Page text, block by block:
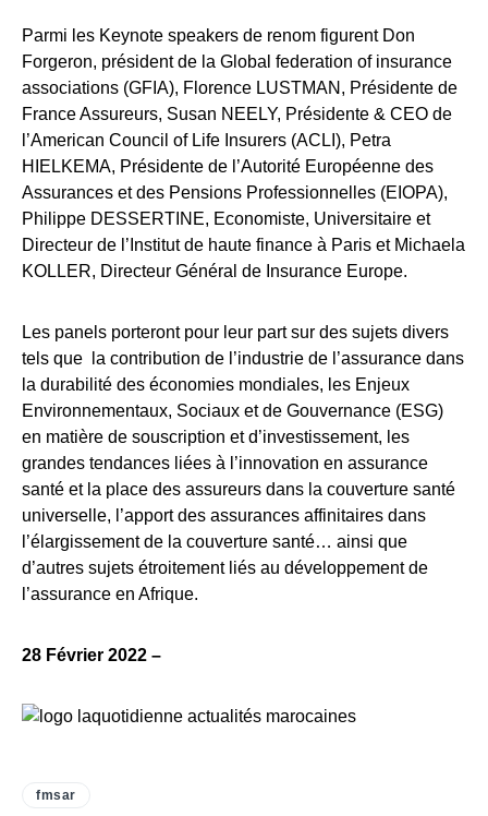
Parmi les Keynote speakers de renom figurent Don
Forgeron, président de la Global federation of insurance
associations (GFIA), Florence LUSTMAN, Présidente de
France Assureurs, Susan NEELY, Présidente & CEO de
l’American Council of Life Insurers (ACLI), Petra
HIELKEMA, Présidente de l’Autorité Européenne des
Assurances et des Pensions Professionnelles (EIOPA),
Philippe DESSERTINE, Economiste, Universitaire et
Directeur de l’Institut de haute finance à Paris et Michaela
KOLLER, Directeur Général de Insurance Europe.
Les panels porteront pour leur part sur des sujets divers
tels que la contribution de l’industrie de l’assurance dans
la durabilité des économies mondiales, les Enjeux
Environnementaux, Sociaux et de Gouvernance (ESG)
en matière de souscription et d’investissement, les
grandes tendances liées à l’innovation en assurance
santé et la place des assureurs dans la couverture santé
universelle, l’apport des assurances affinitaires dans
l’élargissement de la couverture santé… ainsi que
d’autres sujets étroitement liés au développement de
l’assurance en Afrique.
28 Février 2022 –
fmsar